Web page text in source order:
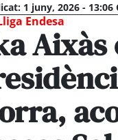
1 juny, 2026 - 13:06
Endesa